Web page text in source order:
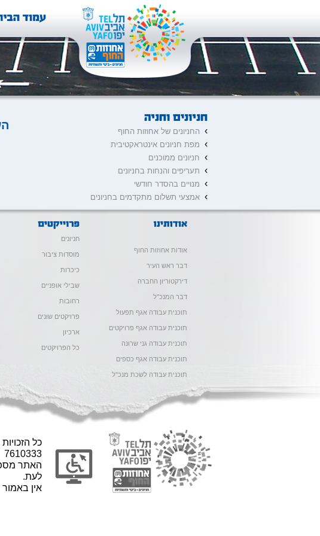
› החניונים של אחוזות החוף
› מפת חניונים אינטראקטיבית
› חניונים ממוכנים
› תעריפים והנחות בחניונים
› מנויים בהסדר חודשי
› אמצעי תשלום מתקדמים בחניונים
אודות אחוזות החוף
דבר ראש העיר
דירקטוריון החברה
דבר המנכ"ל
תוכנית עבודה אגף תפעול
תוכנית עבודה אגף פרויקטים
תוכנית עבודה גני שרונה
תוכנית עבודה אגף כספים
תוכנית עבודה לשכת מנכ"ל
חניונים
מוסדות ציבור
כיכרות
שבילי אופניים
רחובות
פרויקטים שונים
ארכיון
כל הפרויקטים
7610333
האתר
לעת.
אין